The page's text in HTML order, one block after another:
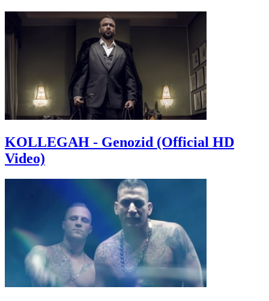
KOLLEGAH - Genozid (Official HD
Video)